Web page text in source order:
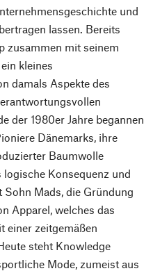
und
lassen. Bereits
zusammen mit seinem
kleines
damals Aspekte des
der 1980er Jahre begannen
Dänemarks, ihre
Baumwolle
Konsequenz und
Mads, die Gründung
Apparel, welches das
einer zeitgemäßen
steht Knowledge
Mode, zumeist aus